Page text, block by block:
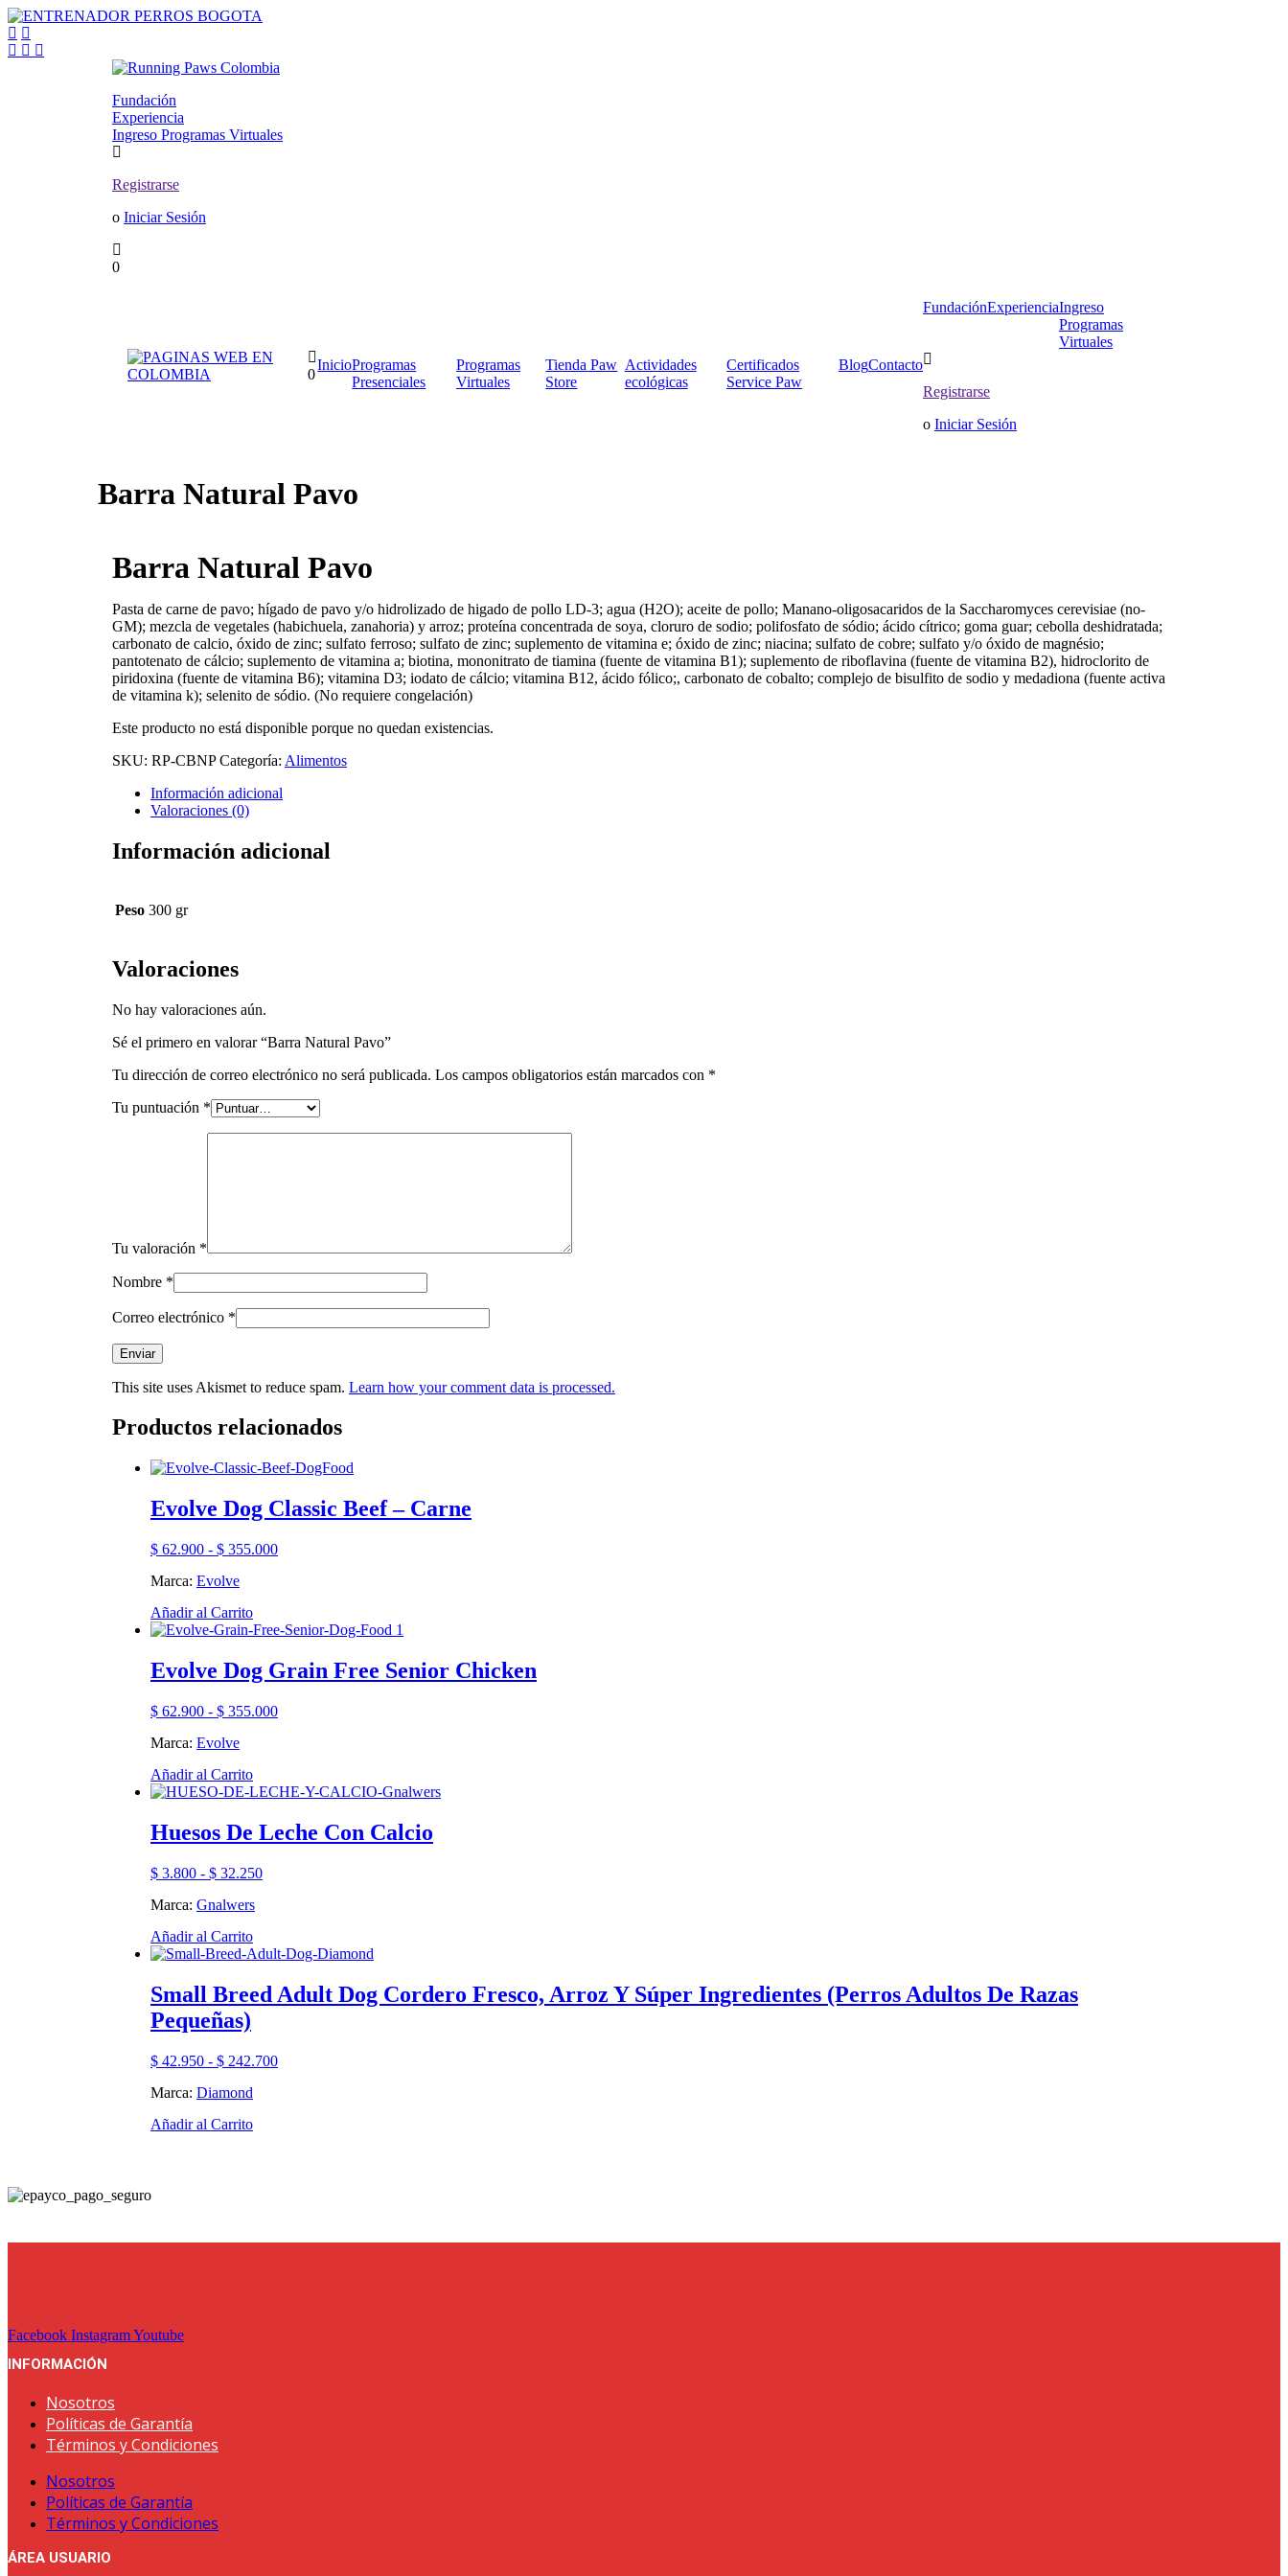
Fundación
Experiencia
Ingreso Programas Virtuales
Registrarse
o Iniciar Sesión
0
0
InicioProgramas
Presenciales
Programas
Virtuales
Tienda Paw
Store
Actividades
ecológicas
Certificados
Service Paw
BlogContacto
FundaciónExperienciaIngreso
Programas
Virtuales
Registrarse
o Iniciar Sesión
Barra Natural Pavo
Barra Natural Pavo
Pasta de carne de pavo; hígado de pavo y/o hidrolizado de higado de pollo LD-3; agua (H2O); aceite de pollo; Manano-oligosacaridos de la Saccharomyces cerevisiae (no-
GM); mezcla de vegetales (habichuela, zanahoria) y arroz; proteína concentrada de soya, cloruro de sodio; polifosfato de sódio; ácido cítrico; goma guar; cebolla deshidratada;
carbonato de calcio, óxido de zinc; sulfato ferroso; sulfato de zinc; suplemento de vitamina e; óxido de zinc; niacina; sulfato de cobre; sulfato y/o óxido de magnésio;
pantotenato de cálcio; suplemento de vitamina a; biotina, mononitrato de tiamina (fuente de vitamina B1); suplemento de riboflavina (fuente de vitamina B2), hidroclorito de
piridoxina (fuente de vitamina B6); vitamina D3; iodato de cálcio; vitamina B12, ácido fólico;, carbonato de cobalto; complejo de bisulfito de sodio y medadiona (fuente activa
de vitamina k); selenito de sódio. (No requiere congelación)
Este producto no está disponible porque no quedan existencias.
SKU: RP-CBNP Categoría: Alimentos
Información adicional
Valoraciones (0)
Información adicional
Peso 300 gr
Valoraciones
No hay valoraciones aún.
Sé el primero en valorar “Barra Natural Pavo”
Tu dirección de correo electrónico no será publicada. Los campos obligatorios están marcados con *
Tu puntuación *
Tu valoración *
Nombre *
Correo electrónico *
This site uses Akismet to reduce spam. Learn how your comment data is processed.
Productos relacionados
Evolve Dog Classic Beef – Carne
$ 62.900 - $ 355.000Rango
hasta
Marca: Evolve
Añadir al CarritoEste
producto
múltiples
variantes.
opciones
en
la
de
Evolve Dog Grain Free Senior Chicken
$ 62.900 - $ 355.000Rango
hasta
Marca: Evolve
Añadir al CarritoEste
producto
múltiples
variantes.
opciones
pueden
en
la
de
Huesos De Leche Con Calcio
$ 3.800 - $ 32.250Rango
hasta
Marca: Gnalwers
Añadir al CarritoEste
producto
múltiples
variantes.
se
pueden
la
Small Breed Adult Dog Cordero Fresco, Arroz Y Súper Ingredientes (Perros Adultos De Razas
Pequeñas)
$ 42.950 - $ 242.700Rango
Marca: Diamond
Añadir al CarritoEste
se
Facebook InstagramYoutube
INFORMACIÓN
Nosotros
Políticas de Garantía
Términos y Condiciones
Nosotros
Políticas de Garantía
Términos y Condiciones
ÁREA USUARIO